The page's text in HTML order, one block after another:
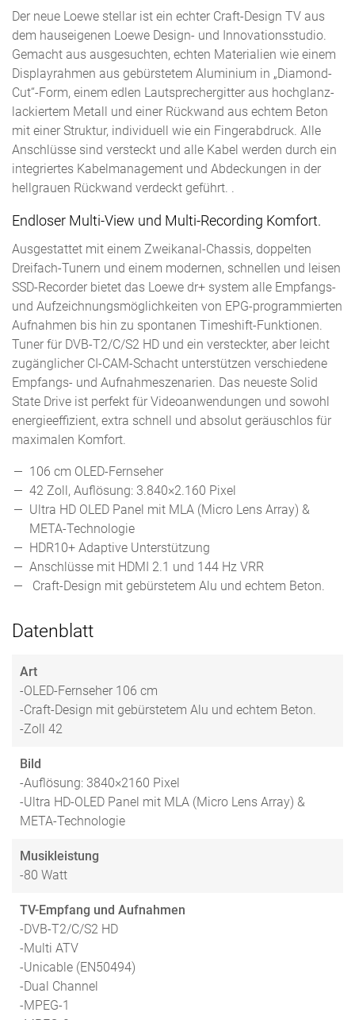
Der neue Loewe stellar ist ein echter Craft-Design TV aus
dem hauseigenen Loewe Design- und Innovationsstudio.
Gemacht aus ausgesuchten, echten Materialien wie einem
Displayrahmen aus gebürstetem Aluminium in „Diamond-
Cut“-Form, einem edlen Lautsprechergitter aus hochglanz-
lackiertem Metall und einer Rückwand aus echtem Beton
mit einer Struktur, individuell wie ein Fingerabdruck. Alle
Anschlüsse sind versteckt und alle Kabel werden durch ein
integriertes Kabelmanagement und Abdeckungen in der
hellgrauen Rückwand verdeckt geführt. .
Endloser Multi-View und Multi-Recording Komfort.
Ausgestattet mit einem Zweikanal-Chassis, doppelten
Dreifach-Tunern und einem modernen, schnellen und leisen
SSD-Recorder bietet das Loewe dr+ system alle Empfangs-
und Aufzeichnungsmöglichkeiten von EPG-programmierten
Aufnahmen bis hin zu spontanen Timeshift-Funktionen.
Tuner für DVB-T2/C/S2 HD und ein versteckter, aber leicht
zugänglicher CI-CAM-Schacht unterstützen verschiedene
Empfangs- und Aufnahmeszenarien. Das neueste Solid
State Drive ist perfekt für Videoanwendungen und sowohl
energieeffizient, extra schnell und absolut geräuschlos für
maximalen Komfort.
106 cm OLED-Fernseher
42 Zoll, Auflösung: 3.840×2.160 Pixel
Ultra HD OLED Panel mit MLA (Micro Lens Array) &
META-Technologie
HDR10+ Adaptive Unterstützung
Anschlüsse mit HDMI 2.1 und 144 Hz VRR
Craft-Design mit gebürstetem Alu und echtem Beton.
Datenblatt
Art
-OLED-Fernseher 106 cm
-Craft-Design mit gebürstetem Alu und echtem Beton.
-Zoll 42
Bild
-Auflösung: 3840×2160 Pixel
-Ultra HD-OLED Panel mit MLA (Micro Lens Array) &
META-Technologie
Musikleistung
-80 Watt
TV-Empfang und Aufnahmen
-DVB-T2/C/S2 HD
-Multi ATV
-Unicable (EN50494)
-Dual Channel
-MPEG-1